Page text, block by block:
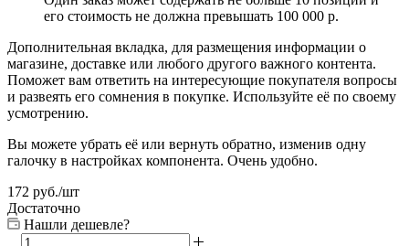
его стоимость не должна превышать 100 000 р.
Дополнительная вкладка, для размещения информации о
магазине, доставке или любого другого важного контента.
Поможет вам ответить на интересующие покупателя вопросы
и развеять его сомнения в покупке. Используйте её по своему
усмотрению.
Вы можете убрать её или вернуть обратно, изменив одну
галочку в настройках компонента. Очень удобно.
172 руб./шт
Достаточно
Нашли дешевле?